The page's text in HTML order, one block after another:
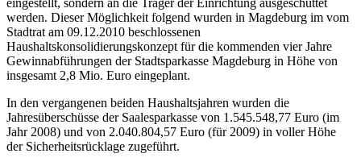
eingestellt, sondern an die Träger der Einrichtung ausgeschüttet
werden. Dieser Möglichkeit folgend wurden in Magdeburg im vom
Stadtrat am 09.12.2010 beschlossenen
Haushaltskonsolidierungskonzept für die kommenden vier Jahre
Gewinnabführungen der Stadtsparkasse Magdeburg in Höhe von
insgesamt 2,8 Mio. Euro eingeplant.
In den vergangenen beiden Haushaltsjahren wurden die
Jahresüberschüsse der Saalesparkasse von 1.545.548,77 Euro (im
Jahr 2008) und von 2.040.804,57 Euro (für 2009) in voller Höhe
der Sicherheitsrücklage zugeführt.